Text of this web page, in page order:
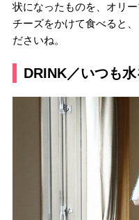
状になったものを、オリ
チーズをかけて食べると
ださいね。
DRINK／いつも